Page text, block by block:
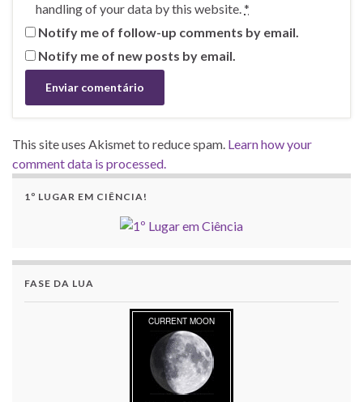
handling of your data by this website.*
Notify me of follow-up comments by email.
Notify me of new posts by email.
This site uses Akismet to reduce spam. Learn how your
comment data is processed.
1º LUGAR EM CIÊNCIA!
FASE DA LUA